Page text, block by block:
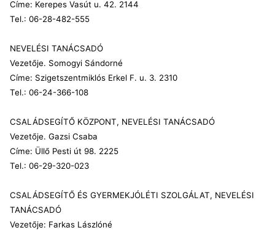
Címe: Kerepes Vasút u. 42. 2144
Tel.: 06-28-482-555
NEVELÉSI TANÁCSADÓ
Vezetője. Somogyi Sándorné
Címe: Szigetszentmiklós Erkel F. u. 3. 2310
Tel.: 06-24-366-108
CSALÁDSEGÍTŐ KÖZPONT, NEVELÉSI TANÁCSADÓ
Vezetője. Gazsi Csaba
Címe: Üllő Pesti út 98. 2225
Tel.: 06-29-320-023
CSALÁDSEGÍTŐ ÉS GYERMEKJÓLÉTI SZOLGÁLAT, NEVELÉSI
TANÁCSADÓ
Vezetője: Farkas Lászlóné